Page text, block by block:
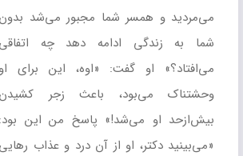
می‌مردید و همسر شما مجبور می‌شد بدون
شما به زندگی ادامه دهد چه اتفاقی
می‌افتاد؟» او گفت: «اوه، این برای او
وحشتناک می‌بود، باعث زجر کشیدن
بیش‌ازحد او می‌شد!» پاسخ من این بود:
«می‌بینید دکتر، او از آن درد و عذاب رهایی